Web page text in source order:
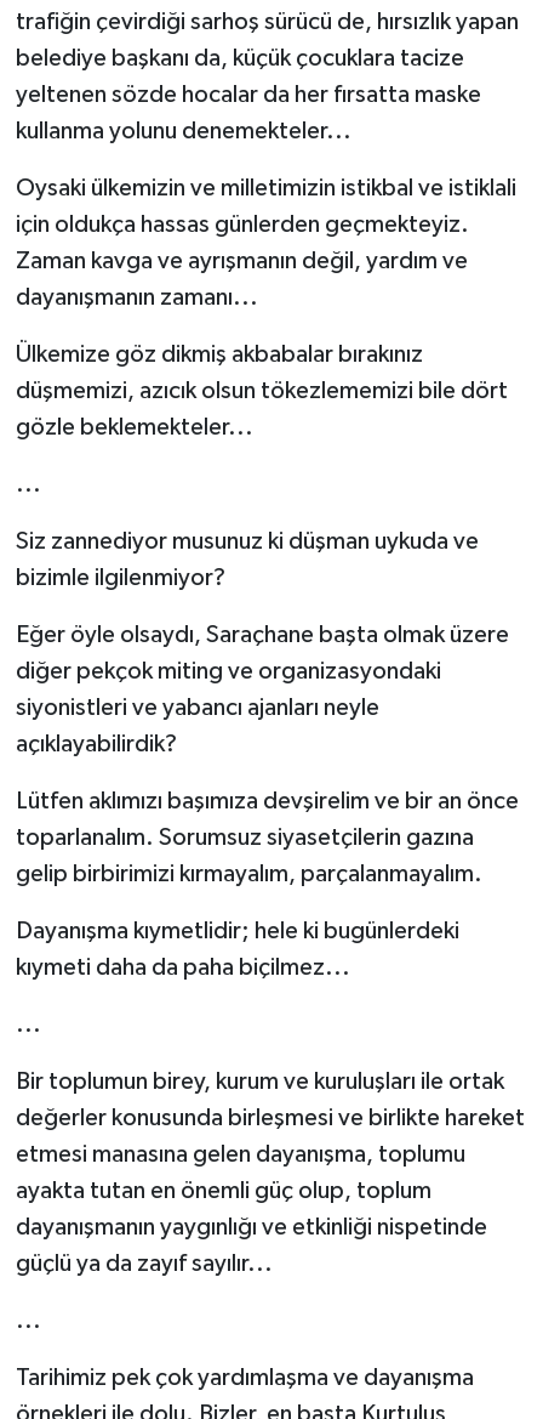
trafiğin çevirdiği sarhoş sürücü de, hırsızlık yapan
belediye başkanı da, küçük çocuklara tacize
yeltenen sözde hocalar da her fırsatta maske
kullanma yolunu denemekteler...
Oysaki ülkemizin ve milletimizin istikbal ve istiklali
için oldukça hassas günlerden geçmekteyiz.
Zaman kavga ve ayrışmanın değil, yardım ve
dayanışmanın zamanı...
Ülkemize göz dikmiş akbabalar bırakınız
düşmemizi, azıcık olsun tökezlememizi bile dört
gözle beklemekteler...
...
Siz zannediyor musunuz ki düşman uykuda ve
bizimle ilgilenmiyor?
Eğer öyle olsaydı, Saraçhane başta olmak üzere
diğer pekçok miting ve organizasyondaki
siyonistleri ve yabancı ajanları neyle
açıklayabilirdik?
Lütfen aklımızı başımıza devşirelim ve bir an önce
toparlanalım. Sorumsuz siyasetçilerin gazına
gelip birbirimizi kırmayalım, parçalanmayalım.
Dayanışma kıymetlidir; hele ki bugünlerdeki
kıymeti daha da paha biçilmez...
...
Bir toplumun birey, kurum ve kuruluşları ile ortak
değerler konusunda birleşmesi ve birlikte hareket
etmesi manasına gelen dayanışma, toplumu
ayakta tutan en önemli güç olup, toplum
dayanışmanın yaygınlığı ve etkinliği nispetinde
güçlü ya da zayıf sayılır...
...
Tarihimiz pek çok yardımlaşma ve dayanışma